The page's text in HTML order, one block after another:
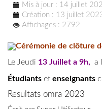
Mis à jour : 14 juillet
Création : 13 juillet
Affichages : 2792
Cérémonie de clôture
Le Jeudi 13 Juillet a 9h, a
Étudiants et enseignants
Resultats omra 2023